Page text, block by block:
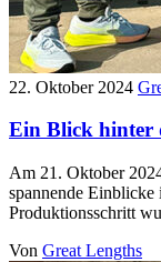
22. Oktober 2024
Ein Blick hinter
Am 21. Oktober
spannende
Produktionsschritt
Von Great Lengths